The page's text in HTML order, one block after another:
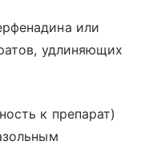
или
удлиняющих
к препарат)